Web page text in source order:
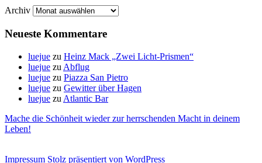
Archiv
Neueste Kommentare
luejue zu Heinz Mack „Zwei Licht-Prismen“
luejue zu Abflug
luejue zu Piazza San Pietro
luejue zu Gewitter über Hagen
luejue zu Atlantic Bar
Mache die Schönheit wieder zur herrschenden Macht in deinem
Leben!
Impressum Stolz präsentiert von WordPress